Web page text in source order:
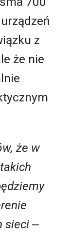
z
że nie
że w
sieci ‒